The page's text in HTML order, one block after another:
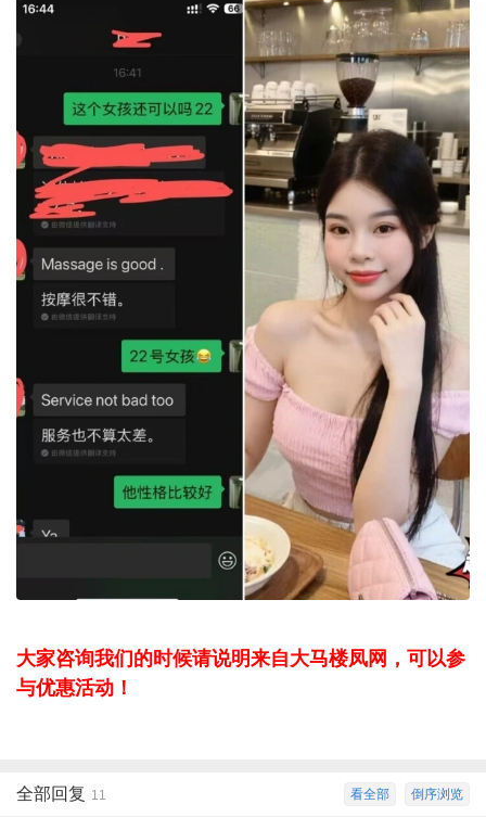
大家咨询我们的时候请说明来自大马楼凤网，可以参
与优惠活动！
倒序浏览
看全部
全部回复 11